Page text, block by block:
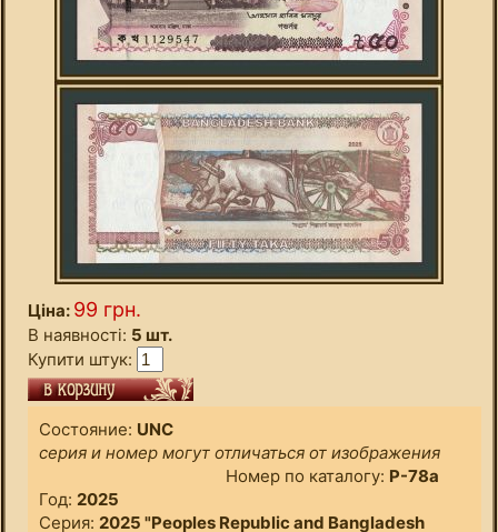
Ціна: 99 грн.
В наявності: 5 шт.
Купити штук:
Состояние: UNC
серия и номер могут отличаться от изображения
Номер по каталогу: P-78а
Год: 2025
Серия: 2025 "Peoples Republic and Bangladesh